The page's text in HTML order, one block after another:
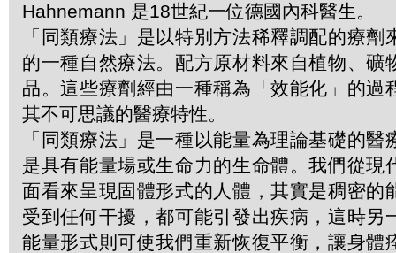
Hahnemann 是18世紀一位德國內科醫生。
「同類療法」是以特別方法稀釋調配的療劑
的一種自然療法。配方原材料來自植物、礦
品。這些療劑經由一種稱為「效能化」的過
其不可思議的醫療特性。
「同類療法」是一種以能量為理論基礎的醫
是具有能量場或生命力的生命體。我們從現
面看來呈現固體形式的人體，其實是稠密的
受到任何干擾，都可能引發出疾病，這時另
能量形式則可使我們重新恢復平衡，讓身體